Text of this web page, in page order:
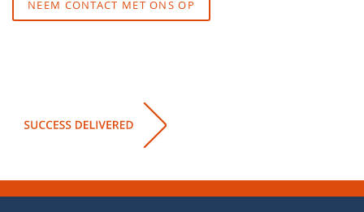
NEEM CONTACT MET ONS OP